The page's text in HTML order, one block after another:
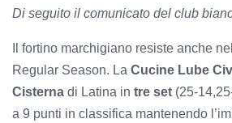
Di seguito il comunicato del club
Il fortino marchigiano resiste anche
Regular Season. La Cucine Lube
Cisterna di Latina in tre set (25-
a 9 punti in classifica mantenendo